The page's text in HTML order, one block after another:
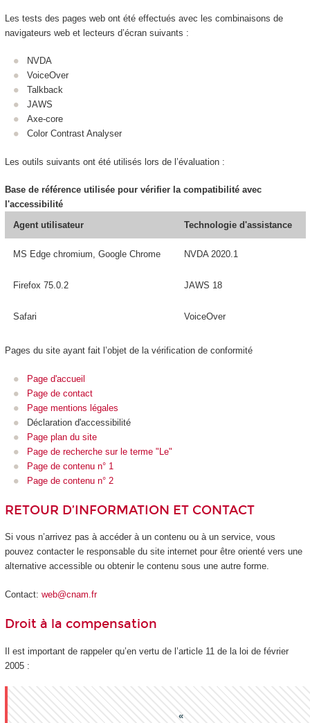
Les tests des pages web ont été effectués avec les combinaisons de
navigateurs web et lecteurs d’écran suivants :
NVDA
VoiceOver
Talkback
JAWS
Axe-core
Color Contrast Analyser
Les outils suivants ont été utilisés lors de l’évaluation :
Base de référence utilisée pour vérifier la compatibilité avec
l'accessibilité
Agent utilisateur
Technologie d'assistance
MS Edge chromium, Google Chrome NVDA 2020.1
Firefox 75.0.2 JAWS 18
Safari VoiceOver
Pages du site ayant fait l’objet de la vérification de conformité
Page d'accueil
Page de contact
Page mentions légales
Déclaration d'accessibilité
Page plan du site
Page de recherche sur le terme "Le"
Page de contenu n° 1
Page de contenu n° 2
RETOUR D’INFORMATION ET CONTACT
Si vous n’arrivez pas à accéder à un contenu ou à un service, vous
pouvez contacter le responsable du site internet pour être orienté vers une
alternative accessible ou obtenir le contenu sous une autre forme.
Contact: web@cnam.fr
Droit à la compensation
Il est important de rappeler qu’en vertu de l’article 11 de la loi de février
2005 :